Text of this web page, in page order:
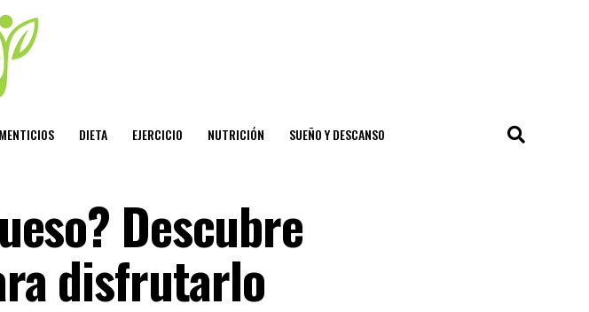
DIETA EJERCICIO NUTRICIÓN SUEÑO Y DESCANSO
Descubre
disfrutarlo